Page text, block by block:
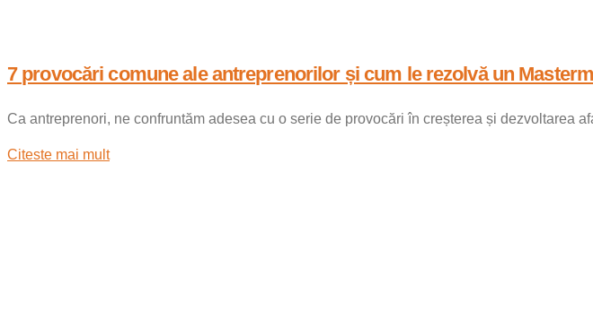
7 provocări comune ale antreprenorilor și cum le rezolvă un
Ca antreprenori, ne confruntăm adesea cu o serie de provocări în creșterea și dezvoltarea
Citeste mai mult